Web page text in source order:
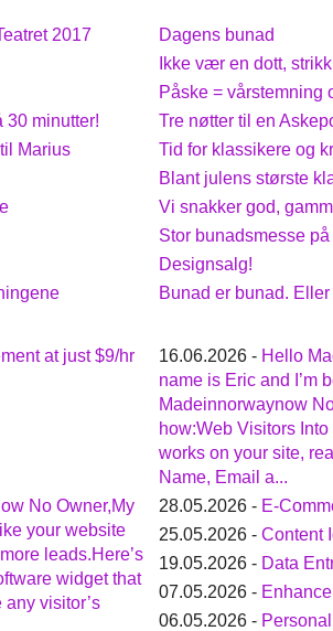
2017
Dagens bunad
Ikke vær en dott,
Påske = vårstemning
30 minutter!
Tre nøtter til en
Marius
Tid for klassikere og
Blant julens største
Vi snakker god,
Stor bunadsmesse
Designsalg!
Bunad er bunad.
at just $9/hr 16.06.2026 - Hello
name is Eric and I’m
Madeinnorwaynow
how:Web Visitors
works on your site,
Name, Email a...
No Owner,My
your website
leads.Here’s
widget that
visitor’s
28.05.2026 - E-
25.05.2026 -Content
19.05.2026 - Data
07.05.2026 -
06.05.2026 -